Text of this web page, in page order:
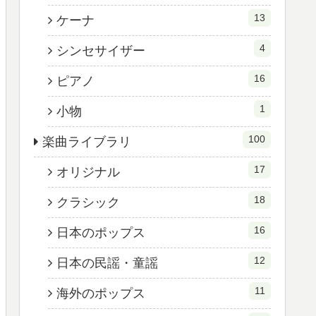
ケーナ 13
シンセサイザー 4
ピアノ 16
小物 1
楽曲ライブラリ 100
オリジナル 17
クラシック 18
日本のポップス 16
日本の民謡・童謡 12
海外のポップス 11